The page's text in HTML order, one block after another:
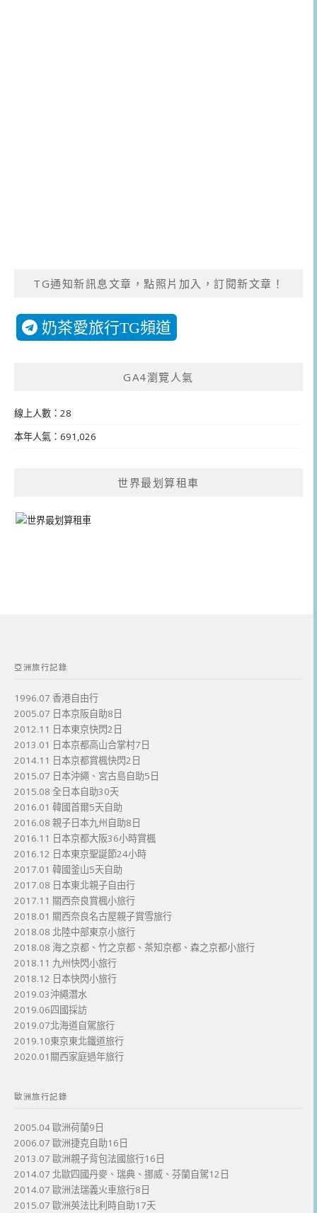
TG通知新訊息文章，點照片加入，訂閱新文章！
奶茶愛旅行TG頻道
GA4瀏覽人氣
線上人數：28
本年人氣：691,026
世界最划算租車
亞洲旅行記錄
1996.07 香港自由行
2005.07 日本京阪自助8日
2012.11 日本東京快閃2日
2013.01 日本京都高山合掌村7日
2014.11 日本京都賞楓快閃2日
2015.07 日本沖繩、宮古島自助5日
2015.08 全日本自助30天
2016.01 韓國首爾5天自助
2016.08 親子日本九州自助8日
2016.11 日本京都大阪36小時賞楓
2016.12 日本東京聖誕節24小時
2017.01 韓國釜山5天自助
2017.08 日本東北親子自由行
2017.11 關西奈良賞楓小旅行
2018.01 關西奈良名古屋親子賞雪旅行
2018.08 北陸中部東京小旅行
2018.08 海之京都、竹之京都、茶知京都、森之京都小旅行
2018.11 九州快閃小旅行
2018.12 日本快閃小旅行
2019.03沖繩潛水
2019.06四國採訪
2019.07北海道自駕旅行
2019.10東京東北鐵道旅行
2020.01關西家庭過年旅行
歐洲旅行記錄
2005.04 歐洲荷蘭9日
2006.07 歐洲捷克自助16日
2013.07 歐洲親子背包法國旅行16日
2014.07 北歐四國丹麥、瑞典、挪威、芬蘭自駕12日
2014.07 歐洲法瑞義火車旅行8日
2015.07 歐洲英法比利時自助17天